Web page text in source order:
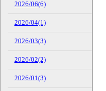
2026/06(6)
2026/04(1)
2026/03(3)
2026/02(2)
2026/01(3)